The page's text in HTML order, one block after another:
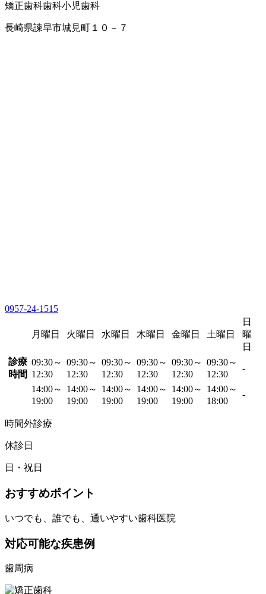
矯正歯科歯科小児歯科
長崎県諫早市城見町１０－７
0957-24-1515
月曜日 火曜日 水曜日 木曜日 金曜日 土曜日
日
曜
日
診療
時間
09:30～
12:30
09:30～
12:30
09:30～
12:30
09:30～
12:30
09:30～
12:30
09:30～
12:30
-
14:00～
19:00
14:00～
19:00
14:00～
19:00
14:00～
19:00
14:00～
19:00
14:00～
18:00
-
時間外診療
休診日
日・祝日
おすすめポイント
いつでも、誰でも、通いやすい歯科医院
対応可能な疾患例
歯周病